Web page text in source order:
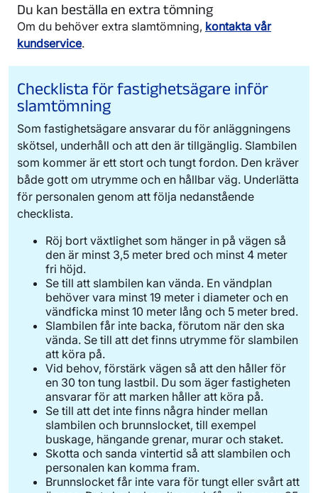
Du kan beställa en extra tömning
Om du behöver extra slamtömning, kontakta vår
kundservice.
Checklista för fastighetsägare inför
slamtömning
Som fastighetsägare ansvarar du för anläggningens
skötsel, underhåll och att den är tillgänglig. Slambilen
som kommer är ett stort och tungt fordon. Den kräver
både gott om utrymme och en hållbar väg. Underlätta
för personalen genom att följa nedanstående
checklista.
Röj bort växtlighet som hänger in på vägen så
den är minst 3,5 meter bred och minst 4 meter
fri höjd.
Se till att slambilen kan vända. En vändplan
behöver vara minst 19 meter i diameter och en
vändficka minst 10 meter lång och 5 meter bred.
Slambilen får inte backa, förutom när den ska
vända. Se till att det finns utrymme för slambilen
att köra på.
Vid behov, förstärk vägen så att den håller för
en 30 ton tung lastbil. Du som äger fastigheten
ansvarar för att marken håller att köra på.
Se till att det inte finns några hinder mellan
slambilen och brunnslocket, till exempel
buskage, hängande grenar, murar och staket.
Skotta och sanda vintertid så att slambilen och
personalen kan komma fram.
Brunnslocket får inte vara för tungt eller svårt att